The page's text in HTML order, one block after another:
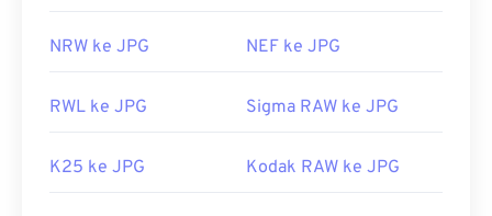
NRW ke JPG NEF ke JPG
RWL ke JPG Sigma RAW ke JPG
K25 ke JPG Kodak RAW ke JPG